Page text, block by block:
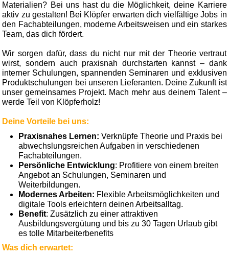
Materialien? Bei uns hast du die Möglichkeit, deine Karriere
aktiv zu gestalten! Bei Klöpfer erwarten dich vielfältige Jobs in
den Fachabteilungen, moderne Arbeitsweisen und ein starkes
Team, das dich fördert.
Wir sorgen dafür, dass du nicht nur mit der Theorie vertraut
wirst, sondern auch praxisnah durchstarten kannst – dank
interner Schulungen, spannenden Seminaren und exklusiven
Produktschulungen bei unseren Lieferanten. Deine Zukunft ist
unser gemeinsames Projekt. Mach mehr aus deinem Talent –
werde Teil von Klöpferholz!
Deine Vorteile bei uns:
Praxisnahes Lernen: Verknüpfe Theorie und Praxis bei
abwechslungsreichen Aufgaben in verschiedenen
Fachabteilungen.
Persönliche Entwicklung: Profitiere von einem breiten
Angebot an Schulungen, Seminaren und
Weiterbildungen.
Modernes Arbeiten: Flexible Arbeitsmöglichkeiten und
digitale Tools erleichtern deinen Arbeitsalltag.
Benefit: Zusätzlich zu einer attraktiven
Ausbildungsvergütung und bis zu 30 Tagen Urlaub gibt
es tolle Mitarbeiterbenefits
Was dich erwartet: